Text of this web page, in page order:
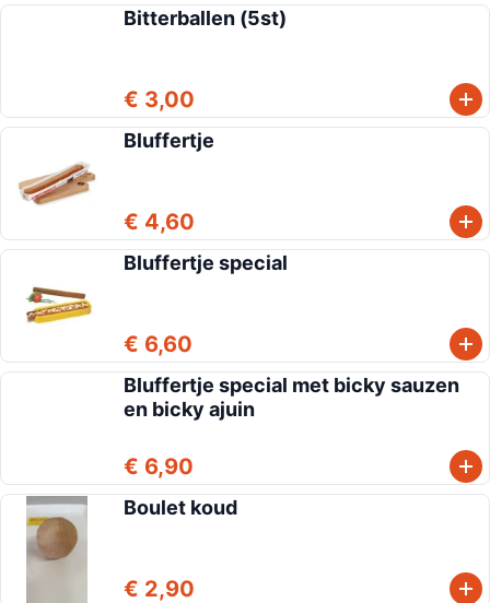
Bitterballen (5st)
€ 3,00
Bluffertje
€ 4,60
Bluffertje special
€ 6,60
Bluffertje special met bicky sauzen
en bicky ajuin
€ 6,90
Boulet koud
€ 2,90